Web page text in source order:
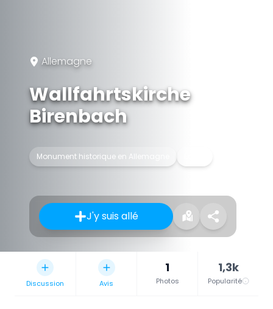
Allemagne
Wallfahrtskirche
Birenbach
Monument historique en Allemagne
J'y suis allé
Discussion Avis
1
Photos
1,3k
Popularité